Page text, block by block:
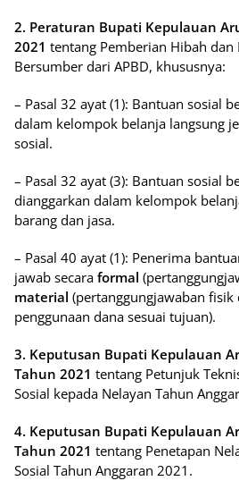
2. Peraturan Bupati Kepulauan
2021 tentang Pemberian Hibah dan
Bersumber dari APBD, khususnya:
– Pasal 32 ayat (1): Bantuan sosial
dalam kelompok belanja langsung
sosial.
– Pasal 32 ayat (3): Bantuan sosial
dianggarkan dalam kelompok
barang dan jasa.
– Pasal 40 ayat (1): Penerima
jawab secara formal
material (pertanggungjawaban fisik
penggunaan dana sesuai tujuan).
3. Keputusan Bupati Kepulauan
Tahun 2021 tentang Petunjuk
Sosial kepada Nelayan Tahun
4. Keputusan Bupati Kepulauan
Tahun 2021 tentang Penetapan
Sosial Tahun Anggaran 2021.